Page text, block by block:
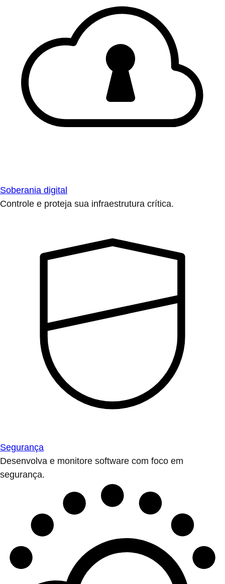
Soberania digital
Controle e proteja sua infraestrutura crítica.
Segurança
Desenvolva e monitore software com foco em
segurança.